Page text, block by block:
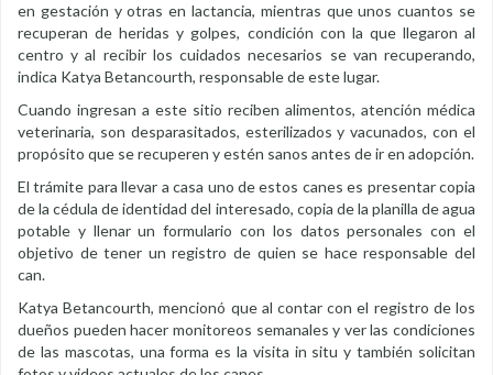
en gestación y otras en lactancia, mientras que unos cuantos se
recuperan de heridas y golpes, condición con la que llegaron al
centro y al recibir los cuidados necesarios se van recuperando,
indica Katya Betancourth, responsable de este lugar.
Cuando ingresan a este sitio reciben alimentos, atención médica
veterinaria, son desparasitados, esterilizados y vacunados, con el
propósito que se recuperen y estén sanos antes de ir en adopción.
El trámite para llevar a casa uno de estos canes es presentar copia
de la cédula de identidad del interesado, copia de la planilla de agua
potable y llenar un formulario con los datos personales con el
objetivo de tener un registro de quien se hace responsable del
can.
Katya Betancourth, mencionó que al contar con el registro de los
dueños pueden hacer monitoreos semanales y ver las condiciones
de las mascotas, una forma es la visita in situ y también solicitan